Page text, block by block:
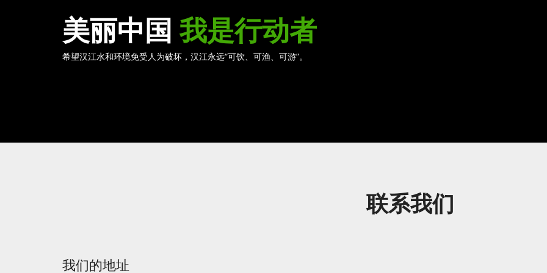
美丽中国 我是行动者
希望汉江水和环境免受人为破坏，汉江永远“可饮、可渔、可游”。
联系我们
我们的地址